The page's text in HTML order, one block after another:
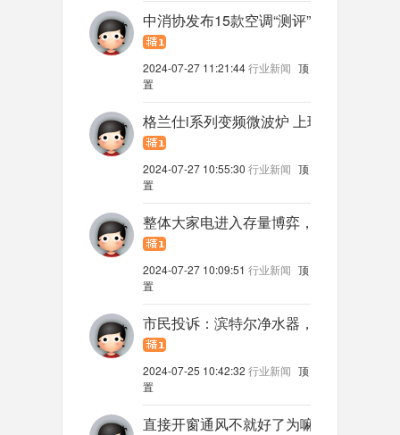
中消协发布15款空调“测评”：舒适性指
2024-07-27 11:21:44行业新闻 顶
置
格兰仕i系列变频微波炉 上班族们的健康
2024-07-27 10:55:30 行业新闻 顶
置
整体大家电进入存量博弈，为何厨电、
2024-07-27 10:09:51 行业新闻 顶
置
市民投诉：滨特尔净水器，你这“一次性
2024-07-25 10:42:32 行业新闻 顶
置
直接开窗通风不就好了为嘛要装新风系